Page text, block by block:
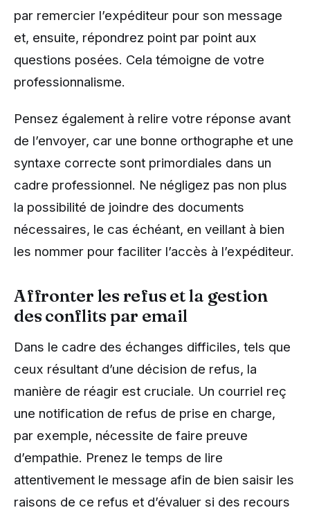
par remercier l’expéditeur pour son message
et, ensuite, répondrez point par point aux
questions posées. Cela témoigne de votre
professionnalisme.
Pensez également à relire votre réponse avant
de l’envoyer, car une bonne orthographe et une
syntaxe correcte sont primordiales dans un
cadre professionnel. Ne négligez pas non plus
la possibilité de joindre des documents
nécessaires, le cas échéant, en veillant à bien
les nommer pour faciliter l’accès à l’expéditeur.
Affronter les refus et la gestion
des conflits par email
Dans le cadre des échanges difficiles, tels que
ceux résultant d’une décision de refus, la
manière de réagir est cruciale. Un courriel reç
une notification de refus de prise en charge,
par exemple, nécessite de faire preuve
d’empathie. Prenez le temps de lire
attentivement le message afin de bien saisir les
raisons de ce refus et d’évaluer si des recours